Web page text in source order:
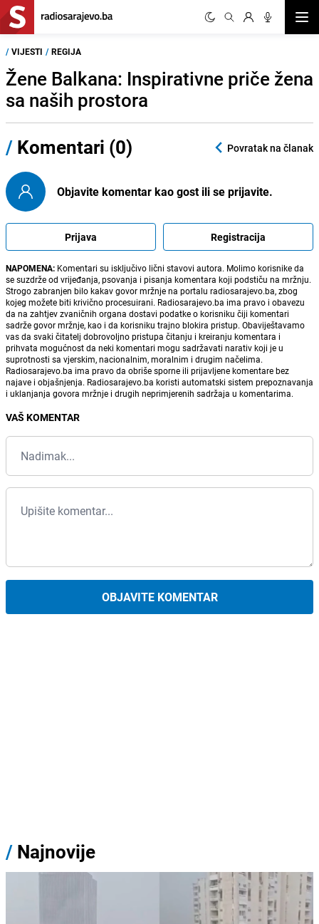
/ VIJESTI / REGIJA
Žene Balkana: Inspirativne priče žena
sa naših prostora
/ Komentari (0) Povratak na članak
Objavite komentar kao gost ili se prijavite.
Prijava Registracija
NAPOMENA: Komentari su isključivo lični stavovi autora. Molimo korisnike da
se suzdrže od vrijeđanja, psovanja i pisanja komentara koji podstiču na mržnju.
Strogo zabranjen bilo kakav govor mržnje na portalu radiosarajevo.ba, zbog
kojeg možete biti krivično procesuirani. Radiosarajevo.ba ima pravo i obavezu
da na zahtjev zvaničnih organa dostavi podatke o korisniku čiji komentari
sadrže govor mržnje, kao i da korisniku trajno blokira pristup. Obaviještavamo
vas da svaki čitatelj dobrovoljno pristupa čitanju i kreiranju komentara i
prihvata mogućnost da neki komentari mogu sadržavati narativ koji je u
suprotnosti sa vjerskim, nacionalnim, moralnim i drugim načelima.
Radiosarajevo.ba ima pravo da obriše sporne ili prijavljene komentare bez
najave i objašnjenja. Radiosarajevo.ba koristi automatski sistem prepoznavanja
i uklanjanja govora mržnje i drugih neprimjerenih sadržaja u komentarima.
VAŠ KOMENTAR
OBJAVITE KOMENTAR
/ Najnovije